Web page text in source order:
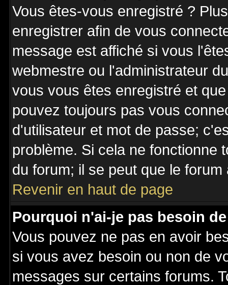
Vous êtes-vous enregistré ?
enregistrer afin de vous
message est affiché si vous
webmestre ou l'administrateur
vous vous êtes enregistré et
pouvez toujours pas vous
d'utilisateur et mot de passe;
problème. Si cela ne fonctionne
du forum; il se peut que le
Revenir en haut de page
Pourquoi n'ai-je pas besoin
Vous pouvez ne pas en avoir
si vous avez besoin ou non de
messages sur certains forums.